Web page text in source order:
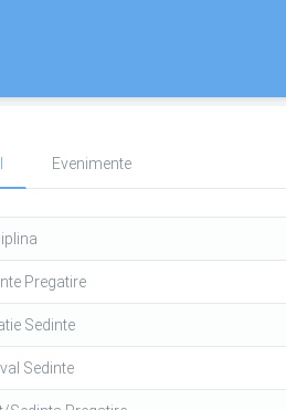
Evenimente
Pregatire
Sedinte
Sedinte